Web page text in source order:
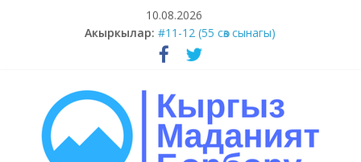
10.08.2026
Акыркылар: #13-14 (55 сөз сынагы)
#11-12 (55 сөз сынагы)
#9-10 (55 сөз сынагы)
#15-18 (55 сөз сынагы)